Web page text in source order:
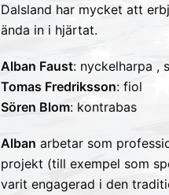
Dalsland har mycket att
ända in i hjärtat.
Alban Faust: nyckelharpa ,
Tomas Fredriksson: fiol
Sören Blom: kontrabas
Alban arbetar som
projekt (till exempel som
varit engagerad i den